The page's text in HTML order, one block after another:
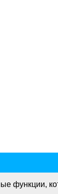
функции,